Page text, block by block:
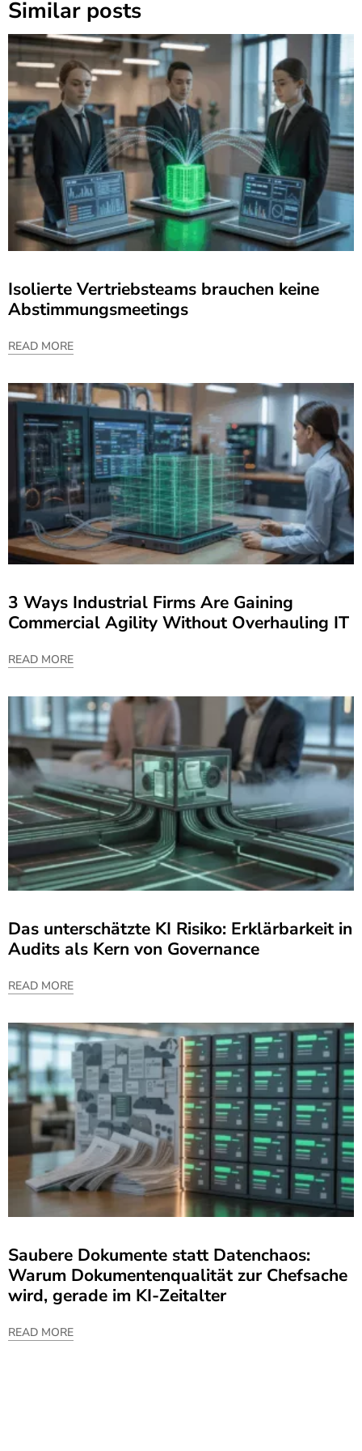
Similar posts
Isolierte Vertriebsteams brauchen keine
Abstimmungsmeetings
READ MORE
3 Ways Industrial Firms Are Gaining
Commercial Agility Without Overhauling IT
READ MORE
Das unterschätzte KI Risiko: Erklärbarkeit in
Audits als Kern von Governance
READ MORE
Saubere Dokumente statt Datenchaos:
Warum Dokumentenqualität zur Chefsache
wird, gerade im KI-Zeitalter
READ MORE